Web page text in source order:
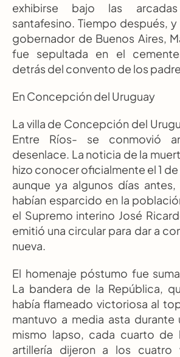
exhibirse bajo las
santafesino. Tiempo después,
gobernador de Buenos Aires,
fue sepultada en el
detrás del convento de los
En Concepción del Uruguay
La villa de Concepción del
Entre Ríos- se conmovió
desenlace. La noticia de la
hizo conocer oficialmente el 1
aunque ya algunos días
habían esparcido en la
el Supremo interino José
emitió una circular para dar a
nueva.
El homenaje póstumo fue
La bandera de la República,
había flameado victoriosa al
mantuvo a media asta durante
mismo lapso, cada cuarto de
artillería dijeron a los cuatro